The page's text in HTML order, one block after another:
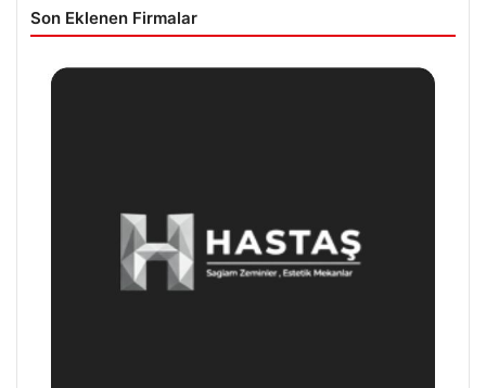
Son Eklenen Firmalar